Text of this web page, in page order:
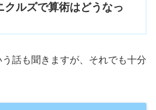
クルズで算術はどうなっ
話も聞きますが、それでも十分